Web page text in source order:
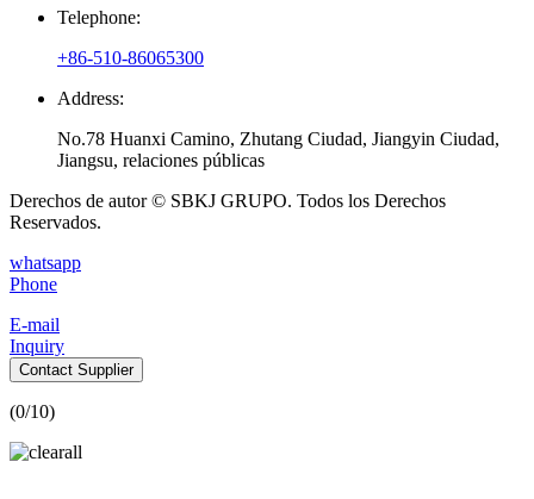
Telephone:
+86-510-86065300
Address:
No.78 Huanxi Camino, Zhutang Ciudad, Jiangyin Ciudad,
Jiangsu, relaciones públicas
Derechos de autor © SBKJ GRUPO. Todos los Derechos
Reservados.
whatsapp
Phone
E-mail
Inquiry
Contact Supplier
(0/10)